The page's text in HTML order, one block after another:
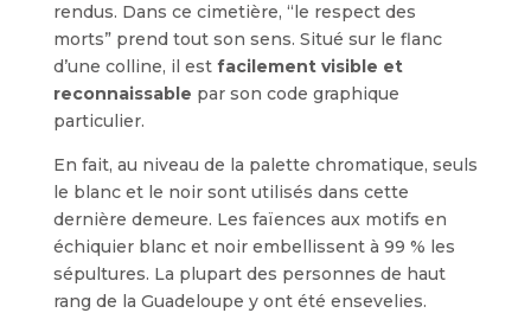
rendus. Dans ce cimetière, “le respect des
morts” prend tout son sens. Situé sur le flanc
d’une colline, il est facilement visible et
reconnaissable par son code graphique
particulier.
En fait, au niveau de la palette chromatique, seuls
le blanc et le noir sont utilisés dans cette
dernière demeure. Les faïences aux motifs en
échiquier blanc et noir embellissent à 99 % les
sépultures. La plupart des personnes de haut
rang de la Guadeloupe y ont été ensevelies.